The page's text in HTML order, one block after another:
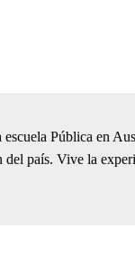
Pública en
país. Vive la